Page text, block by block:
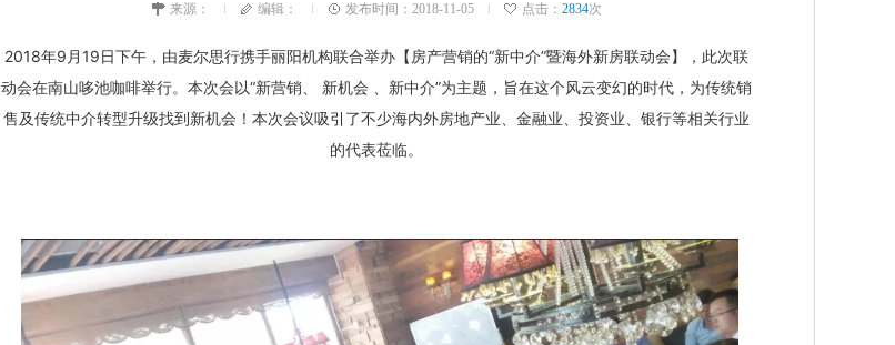
来源： 编辑： 发布时间：2018-11-05 点击： 2834次
2018年9月19日下午，由麦尔思行携手丽阳机构联合举办【房产营销的“新中介”暨海外新房联动会】，此次联
动会在南山哆池咖啡举行。本次会以“新营销、 新机会 、新中介”为主题，旨在这个风云变幻的时代，为传统销
售及传统中介转型升级找到新机会！本次会议吸引了不少海内外房地产业、金融业、投资业、银行等相关行业
的代表莅临。